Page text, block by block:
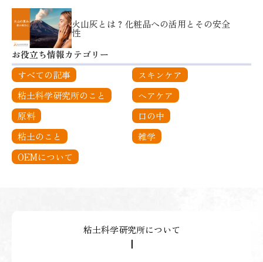
火山灰とは？化粧品への活用とその安全
性
お役立ち情報カテゴリー
すべての記事
スキンケア
粘土科学研究所のこと
ヘアケア
原料
口の中
粘土のこと
雑学
OEMについて
粘土科学研究所について
┃